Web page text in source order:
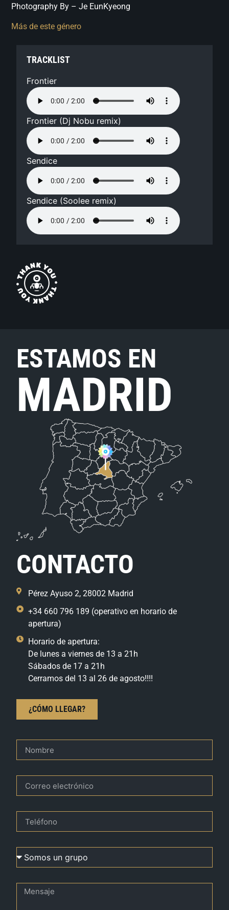
Photography By – Je EunKyeong
Más de este género
TRACKLIST
Frontier
Frontier (Dj Nobu remix)
Sendice
Sendice (Soolee remix)
ESTAMOS EN
MADRID
CONTACTO
Pérez Ayuso 2, 28002 Madrid
+34 660 796 189 (operativo en horario de
apertura)
Horario de apertura:
De lunes a viernes de 13 a 21h
Sábados de 17 a 21h
Cerramos del 13 al 26 de agosto!!!!
¿CÓMO LLEGAR?